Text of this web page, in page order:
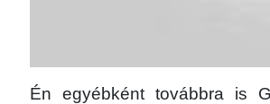
Én egyébként továbbra is